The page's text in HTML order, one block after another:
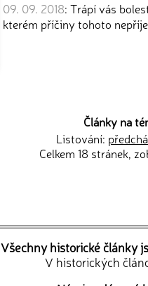
09. 09. 2018: Trápí vás
kterém příčiny tohoto
Články na
Listování:
Celkem 18 stránek,
Všechny historické články
V historických